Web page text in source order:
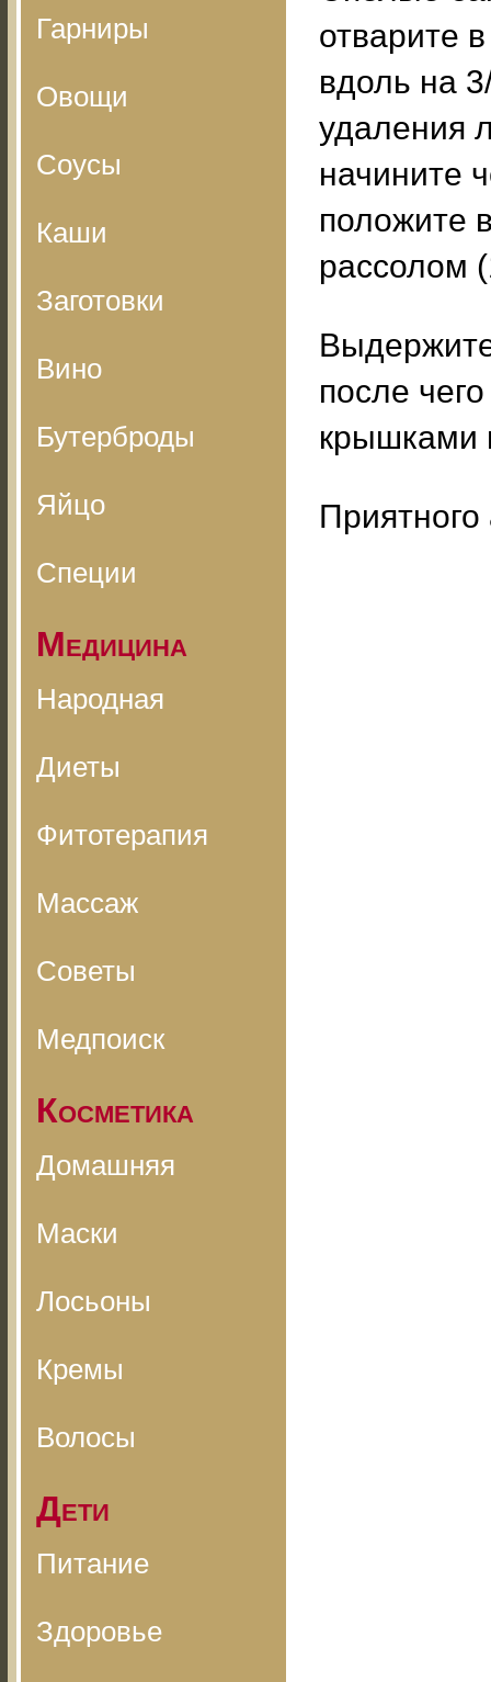
Гарниры
Овощи
Соусы
Каши
Заготовки
Вино
Бутерброды
Яйцо
Специи
Медицина
Народная
Диеты
Фитотерапия
Массаж
Советы
Медпоиск
Косметика
Домашняя
Маски
Лосьоны
Кремы
Волосы
Дети
Питание
Здоровье
отварите
вдоль на
удаления
начините
положите
рассолом
после
крышками
Приятного